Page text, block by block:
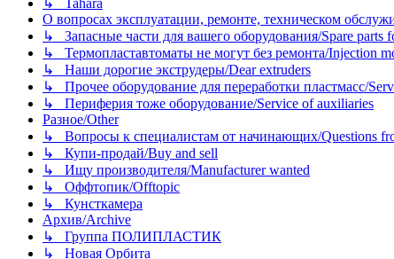
О вопросах эксплуатации, ремонте, техническом
↳ Запасные части для вашего оборудования/Spare parts
↳ Термопластавтоматы не могут без ремонта/Injection
↳ Наши дорогие экструдеры/Dear extruders
↳ Прочее оборудование для переработки пластмасс/
↳ Периферия тоже оборудование/Service of auxiliaries
Разное/Other
↳ Вопросы к специалистам от начинающих/Questions
↳ Купи-продай/Buy and sell
↳ Ищу производителя/Manufacturer wanted
↳ Оффтопик/Offtopic
↳ Кунсткамера
Архив/Archive
↳ Группа ПОЛИПЛАСТИК
↳ Новая Орбита